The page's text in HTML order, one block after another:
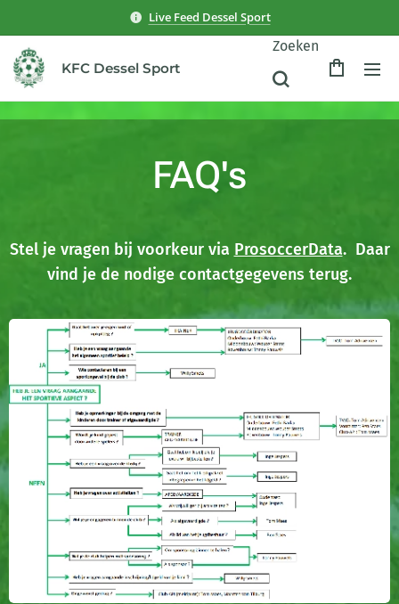
Live Feed Dessel Sport
KFC Dessel Sport
Zoeken
FAQ's
Stel je vragen bij voorkeur via ProsoccerData. Daar
vind je de nodige contactgegevens terug.